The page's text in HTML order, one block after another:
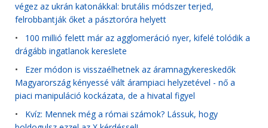
végez az ukrán katonákkal: brutális módszer terjed,
felrobbantják őket a pásztoróra helyett
• 100 millió felett már az agglomeráció nyer, kifelé tolódik a
drágább ingatlanok kereslete
• Ezer módon is visszaélhetnek az áramnagykereskedők
Magyarország kényessé vált árampiaci helyzetével - nő a
piaci manipuláció kockázata, de a hivatal figyel
• Kvíz: Mennek még a római számok? Lássuk, hogy